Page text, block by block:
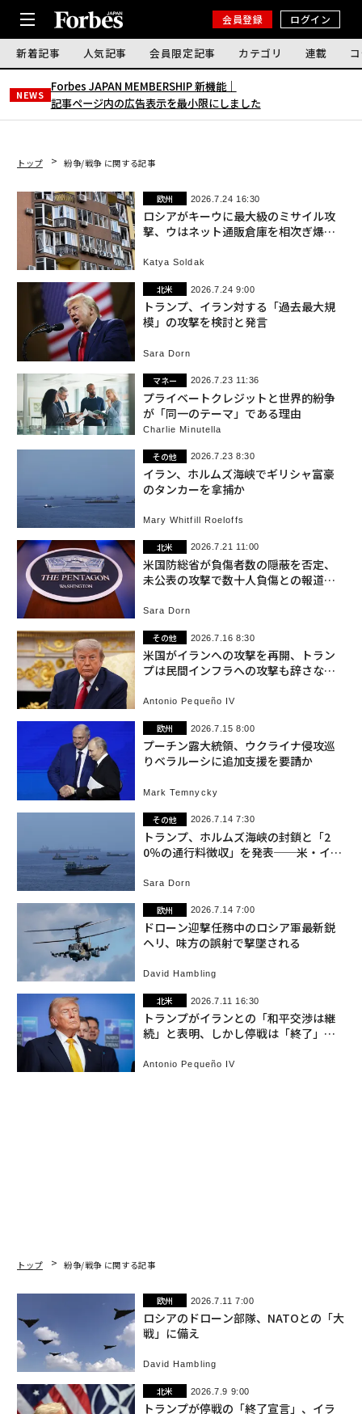
会員登録 ログイン
新着記事 人気記事 会員限定記事 カテゴリ 連載
NEWS
Forbes JAPAN MEMBERSHIP 新機能｜
記事ページ内の広告表示を最小限にしました
トップ 紛争/戦争 に関する記事
欧州 2026.7.24 16:30
ロシアがキーウに最大級のミサイル攻
撃、ウはネット通販倉庫を相次ぎ爆
Katya Soldak
北米 2026.7.24 9:00
トランプ、イラン対する「過去最大規
模」の攻撃を検討と発言
Sara Dorn
マネー 2026.7.23 11:36
プライベートクレジットと世界的紛争
が「同一のテーマ」である理由
Charlie Minutella
その他 2026.7.23 8:30
イラン、ホルムズ海峡でギリシャ富豪
のタンカーを拿捕か
Mary Whitfill Roeloffs
北米 2026.7.21 11:00
米国防総省が負傷者数の隠蔽を否定、
未公表の攻撃で数十人負傷との報道を
Sara Dorn
その他 2026.7.16 8:30
米国がイランへの攻撃を再開、トラン
プは民間インフラへの攻撃も辞さない
Antonio Pequeño IV
欧州 2026.7.15 8:00
プーチン露大統領、ウクライナ侵攻巡
りベラルーシに追加支援を要請か
Mark Temnycky
その他 2026.7.14 7:30
トランプ、ホルムズ海峡の封鎖と「2
0％の通行料徴収」を発表──米・イラ
Sara Dorn
欧州 2026.7.14 7:00
ドローン迎撃任務中のロシア軍最新鋭
ヘリ、味方の誤射で撃墜される
David Hambling
北米 2026.7.11 16:30
トランプがイランとの「和平交渉は継
続」と表明、しかし停戦は「終了」と
Antonio Pequeño IV
トップ 紛争/戦争 に関する記事
欧州 2026.7.11 7:00
ロシアのドローン部隊、NATOとの「大
戦」に備え
David Hambling
北米 2026.7.9 9:00
トランプが停戦の「終了宣言」、イラ